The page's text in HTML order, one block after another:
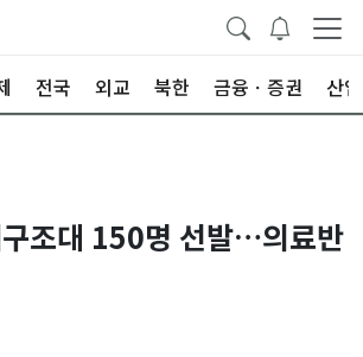
전국 외교 북한 금융ㆍ증권 산업
조대 150명 선발…의료반